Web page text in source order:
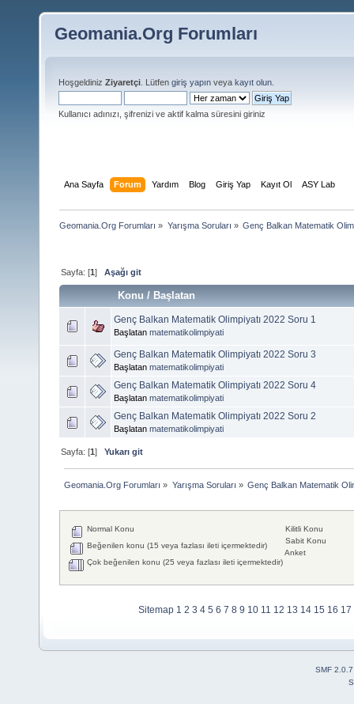
Geomania.Org Forumları
Hoşgeldiniz Ziyaretçi . Lütfen giriş yapın veya kayıt olun
Kullanıcı adınızı, şifrenizi ve aktif kalma süresini giriniz
Ana Sayfa Forum Yardım Blog Giriş Yap Kayıt Ol ASY Lab
Geomania.Org Forumları » Yarışma Soruları » Genç Balkan Matematik
Sayfa: [1]Aşağı git
Konu /Başlatan
Genç Balkan Matematik Olimpiyatı 2022 Soru 1
Başlatan matematikolimpiyati
Genç Balkan Matematik Olimpiyatı 2022 Soru 3
Başlatan matematikolimpiyati
Genç Balkan Matematik Olimpiyatı 2022 Soru 4
Başlatan matematikolimpiyati
Genç Balkan Matematik Olimpiyatı 2022 Soru 2
Başlatan matematikolimpiyati
Sayfa: [1]Yukarı git
Geomania.Org Forumları » Yarışma Soruları » Genç Balkan Matematik
Normal Konu
Beğenilen konu (15 veya fazlası ileti içermektedir)
Çok beğenilen konu (25 veya fazlası ileti içermektedir)
Kilitli Konu
Sabit Konu
Anket
Sitemap 1 2 3 4 5 6 7 8 9 10 11 12 13 14 15 16 17
SMF 2.0.7